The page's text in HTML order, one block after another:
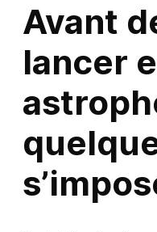
Avant
lancer